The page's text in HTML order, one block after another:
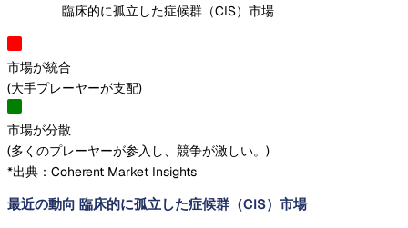
臨床的に孤立した症候群（CIS）市場
市場が統合
(大手プレーヤーが支配)
市場が分散
(多くのプレーヤーが参入し、競争が激しい。 )
*出典：Coherent Market Insights
最近の動向 臨床的に孤立した症候群（CIS）市場